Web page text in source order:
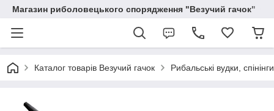
Магазин риболовецького спорядження "Везучий гачок"
Каталог товарів Везучий гачок Рибальські вудки,